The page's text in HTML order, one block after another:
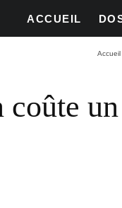
ACCUEIL
Accueil
coûte